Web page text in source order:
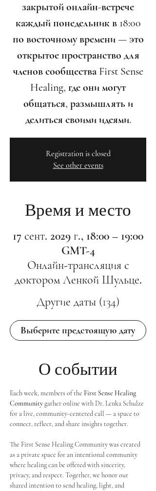
закрытой онлайн-встрече
каждый понедельник в 18:00
по восточному времени — это
открытое пространство для
членов сообщества First Sense
Healing, где они могут
общаться, размышлять и
делиться своими идеями.
Registration is closed
See other events
Время и место
17 сент. 2029 г., 18:00 – 19:00
GMT-4
Онлайн-трансляция с
доктором Ленкой Шульце.
Другие даты (134)
Выберите предстоящую дату
О событии
Each week, members of the First Sense Healing
Community gather online with Dr. Lenka Schulze
for a live, community-centered call — a space to
connect, reflect, and share insights together.
The First Sense Healing Community was created
as a private space for an intentional community
where healing can be offered with sincerity,
privacy, and respect. Together, we honor our
shared intention to send healing, light, and